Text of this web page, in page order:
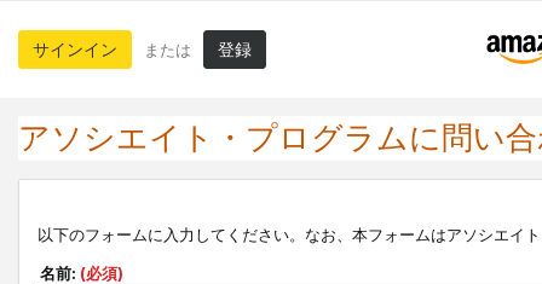
サインイン または 登録
アソシエイト・プログラムに問い
以下のフォームに入力してください。なお、本フォームはアソシエイ
名前: (必須)